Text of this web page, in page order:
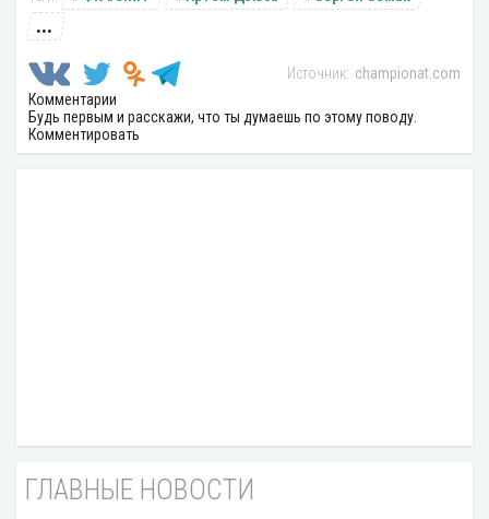
...
championat.com
Комментарии
Будь первым и расскажи, что ты думаешь по этому поводу.
Комментировать
ГЛАВНЫЕ НОВОСТИ